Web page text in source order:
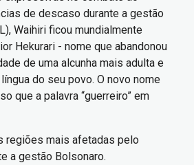
de descaso durante a gestão
Waihiri ficou mundialmente
Hekurari - nome que abandonou
de uma alcunha mais adulta e
do seu povo. O novo nome
que a palavra “guerreiro” em
regiões mais afetadas pelo
a gestão Bolsonaro.